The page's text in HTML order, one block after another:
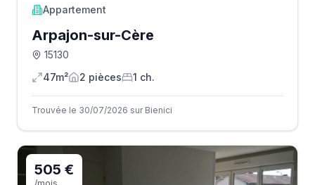
Appartement
Arpajon-sur-Cère
15130
47m²
2 pièces 1 ch.
Trouvée le 30/07/2026 sur Bienici
505 €